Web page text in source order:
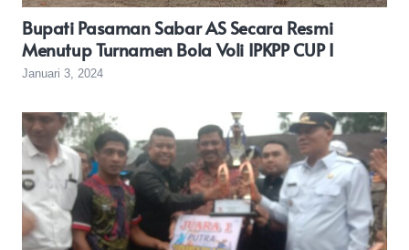
Bupati Pasaman Sabar AS Secara Resmi
Menutup Turnamen Bola Voli IPKPP CUP I
Januari 3, 2024